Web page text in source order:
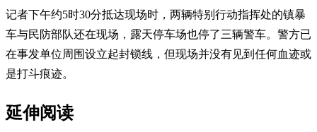
记者下午约5时30分抵达现场时，两辆特别行动指挥处的镇暴
车与民防部队还在现场，露天停车场也停了三辆警车。警方已
在事发单位周围设立起封锁线，但现场并没有见到任何血迹或
是打斗痕迹。
延伸阅读